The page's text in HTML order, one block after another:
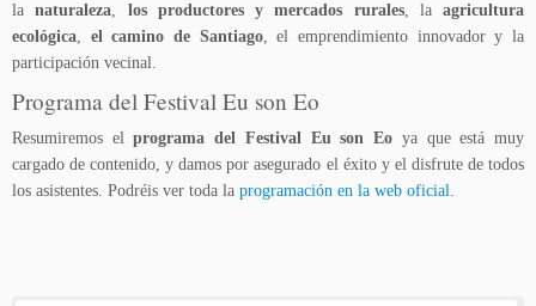
lanaturaleza, los productores y mercados rurales, la agricultura
ecológica, el camino de Santiago, el emprendimiento innovador y la
participación vecinal.
Programa del Festival Eu son Eo
Resumiremos elprograma del Festival Eu son Eo ya que está muy
cargado de contenido, y damos por asegurado el éxito y el disfrute de todos
los asistentes. Podréis ver toda la programación en la web oficial.